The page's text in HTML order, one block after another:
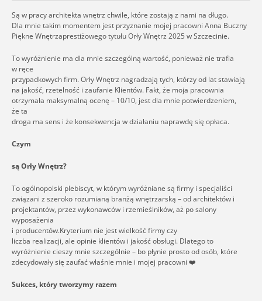
Są w pracy architekta wnętrz chwile, które zostają z nami na długo.
Dla mnie takim momentem jest przyznanie mojej pracowni Anna Buczny
Piękne Wnętrzaprestiżowego tytułu Orły Wnętrz 2025 w Szczecinie.
To wyróżnienie ma dla mnie szczególną wartość, ponieważ nie trafia
w ręce
przypadkowych firm. Orły Wnętrz nagradzają tych, którzy od lat stawiają
na jakość, rzetelność i zaufanie Klientów. Fakt, że moja pracownia
otrzymała maksymalną ocenę – 10/10, jest dla mnie potwierdzeniem,
że ta
droga ma sens i że konsekwencja w działaniu naprawdę się opłaca.
Czym
są Orły Wnętrz?
To ogólnopolski plebiscyt, w którym wyróżniane są firmy i specjaliści
związani z szeroko rozumianą branżą wnętrzarską – od architektów i
projektantów, przez wykonawców i rzemieślników, aż po salony
wyposażenia
i producentów.Kryterium nie jest wielkość firmy czy
liczba realizacji, ale opinie klientów i jakość obsługi. Dlatego to
wyróżnienie cieszy mnie szczególnie – bo płynie prosto od osób, które
zdecydowały się zaufać właśnie mnie i mojej pracowni ❤️
Sukces, który tworzymy razem